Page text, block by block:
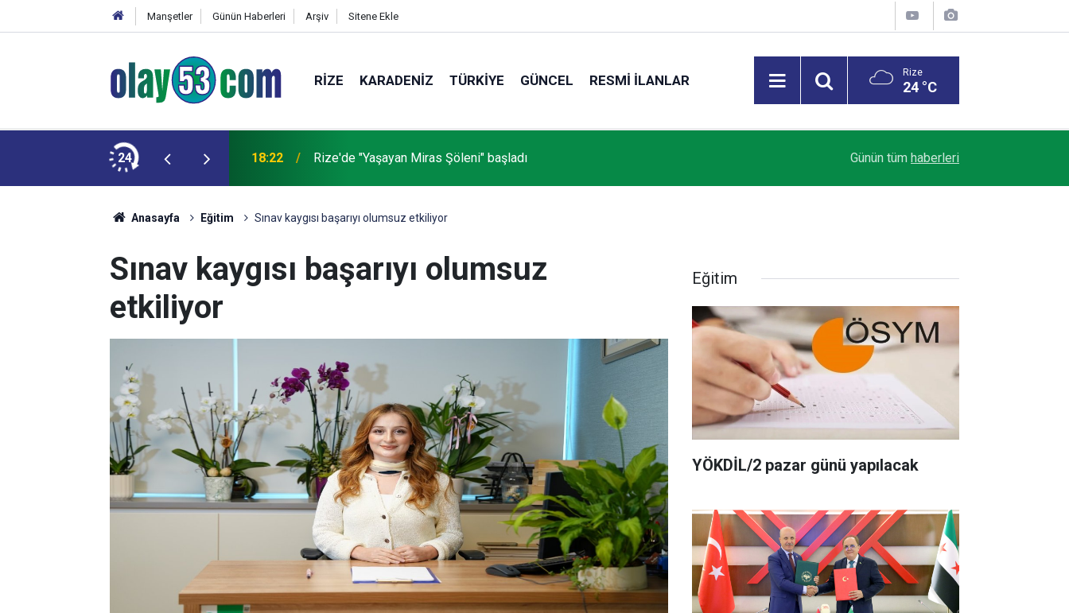
Manşetler Günün Haberleri Arşiv Sitene Ekle
RIZE KARADENIZ TÜRKIYE GÜNCEL RESMI İLANLAR Rize
24 °C
24
durumu ağır 18:22 Rize'de "Yaşayan Miras Şöleni" başladı Günün tüm haberleri
Anasayfa Eğitim Sınav kaygısı başarıyı olumsuz etkiliyor
Sınav kaygısı başarıyı olumsuz
etkiliyor
Eğitim
YÖKDİL/2 pazar günü yapılacak